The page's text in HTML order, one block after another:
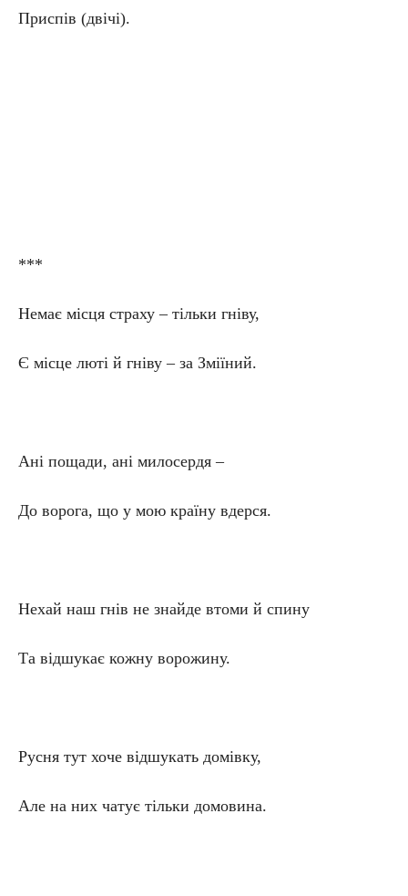
Приспів (двічі).
***
Немає місця страху – тільки гніву,
Є місце люті й гніву – за Зміїний.
Ані пощади, ані милосердя –
До ворога, що у мою країну вдерся.
Нехай наш гнів не знайде втоми й спину
Та відшукає кожну ворожину.
Русня тут хоче відшукать домівку,
Але на них чатує тільки домовина.